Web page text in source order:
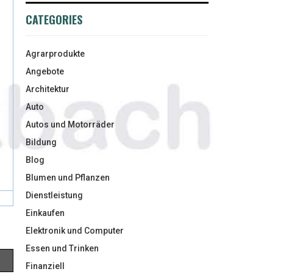
CATEGORIES
Agrarprodukte
Angebote
Architektur
Auto
Autos und Motorräder
Bildung
Blog
Blumen und Pflanzen
Dienstleistung
Einkaufen
Elektronik und Computer
Essen und Trinken
Finanziell